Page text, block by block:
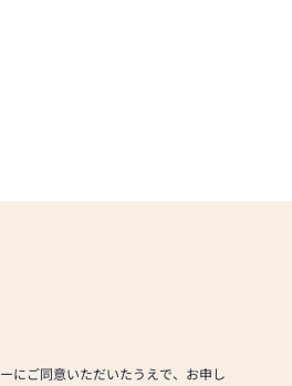
にご同意いただいたうえで、お申し